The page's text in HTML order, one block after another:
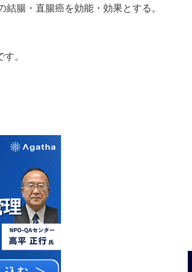
腸・直腸癌を効能・効果とする。
。